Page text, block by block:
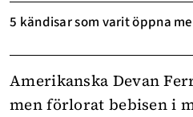
5 kändisar som varit öppna
Amerikanska Devan
men förlorat bebisen i